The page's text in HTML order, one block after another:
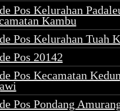
Pos Kelurahan
Kambu
Pos Kelurahan Tuah
Pos 20142
Pos Kecamatan
Pos Pondang